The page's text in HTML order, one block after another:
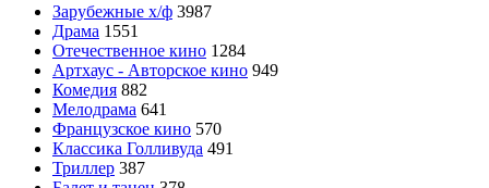
Зарубежные х/ф 3987
Драма 1551
Отечественное кино 1284
Артхаус - Авторское кино 949
Комедия 882
Мелодрама 641
Французское кино 570
Классика Голливуда 491
Триллер 387